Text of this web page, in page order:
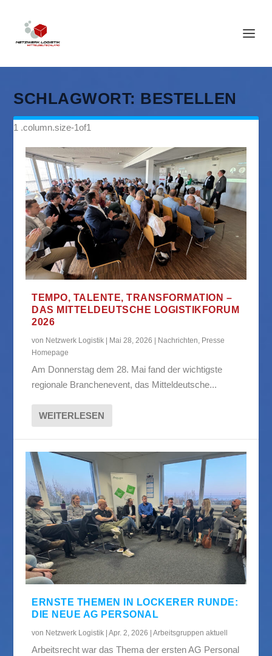
SCHLAGWORT: BESTELLEN
TEMPO, TALENTE, TRANSFORMATION –
DAS MITTELDEUTSCHE LOGISTIKFORUM
2026
von Netzwerk Logistik | Mai 28, 2026 | Nachrichten Presse
Homepage
Am Donnerstag dem 28. Mai fand der wichtigste
regionale Branchenevent, das Mitteldeutsche...
WEITERLESEN
ERNSTE THEMEN IN LOCKERER RUNDE:
DIE NEUE AG PERSONAL
von Netzwerk Logistik |Apr. 2, 2026 |Arbeitsgruppen aktuell
Arbeitsrecht war das Thema der ersten AG Personal